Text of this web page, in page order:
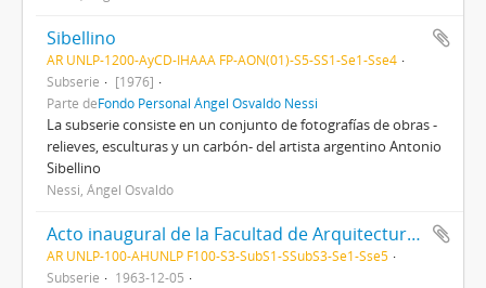
Sibellino
AR UNLP-1200-AyCD-IHAAA FP-AON(01)-S5-SS1-Se1-Sse4
Subserie
[1976]
Parte deFondo Personal Ángel Osvaldo Nessi
La subserie consiste en un conjunto de fotografías de obras -
relieves, esculturas y un carbón- del artista argentino Antonio
Sibellino
Nessi, Ángel Osvaldo
Acto inaugural de la Facultad de Arquitectura y Urbanismo
AR UNLP-100-AHUNLP F100-S3-SubS1-SSubS3-Se1-Sse5
Subserie
1963-12-05